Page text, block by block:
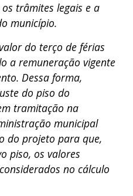
trâmites legais e a
município.
do terço de férias
a remuneração vigente
Dessa forma,
do piso do
tramitação na
municipal
do projeto para que,
piso, os valores
no cálculo